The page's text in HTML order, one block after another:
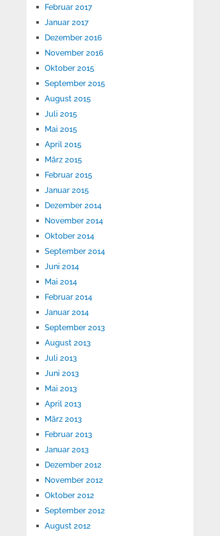
Februar 2017
Januar 2017
Dezember 2016
November 2016
Oktober 2015
September 2015
August 2015
Juli 2015
Mai 2015
April 2015
März 2015
Februar 2015
Januar 2015
Dezember 2014
November 2014
Oktober 2014
September 2014
Juni 2014
Mai 2014
Februar 2014
Januar 2014
September 2013
August 2013
Juli 2013
Juni 2013
Mai 2013
April 2013
März 2013
Februar 2013
Januar 2013
Dezember 2012
November 2012
Oktober 2012
September 2012
August 2012